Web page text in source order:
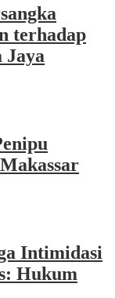
terhadap
Jaya
Intimidasi
Hukum